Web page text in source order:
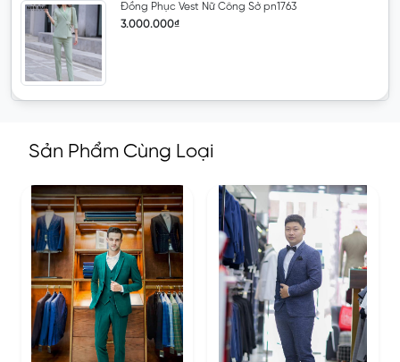
Đồng Phục Vest Nữ Công Sở pn1763
3.000.000₫
Sản Phẩm Cùng Loại